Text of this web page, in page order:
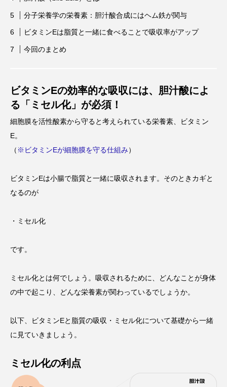
微量ミネラル
貧血 貧血 鉄
分子栄養学の栄養素：胆汁酸合成にはヘム鉄が関与
ビタミンEは脂質と一緒に食べることで吸収率がアップ
今回のまとめ
ビタミンEの効率的な吸収には、胆汁酸によ
る「ミセル化」が必須！
細胞膜を活性酸素から守ると考えられている栄養素、ビタミン
E。
（ ※ビタミンEが細胞膜を守る仕組み）
ビタミンEは小腸で脂質と一緒に吸収されます。そのときカギと
なるのが
・ミセル化
です。
ミセル化とは何でしょう。吸収されるために、どんなことが身体
の中で起こり、どんな栄養素が関わっているでしょうか。
以下、ビタミンEと脂質の吸収・ミセル化について基礎から一緒
に見ていきましょう。
ミセル化の利点